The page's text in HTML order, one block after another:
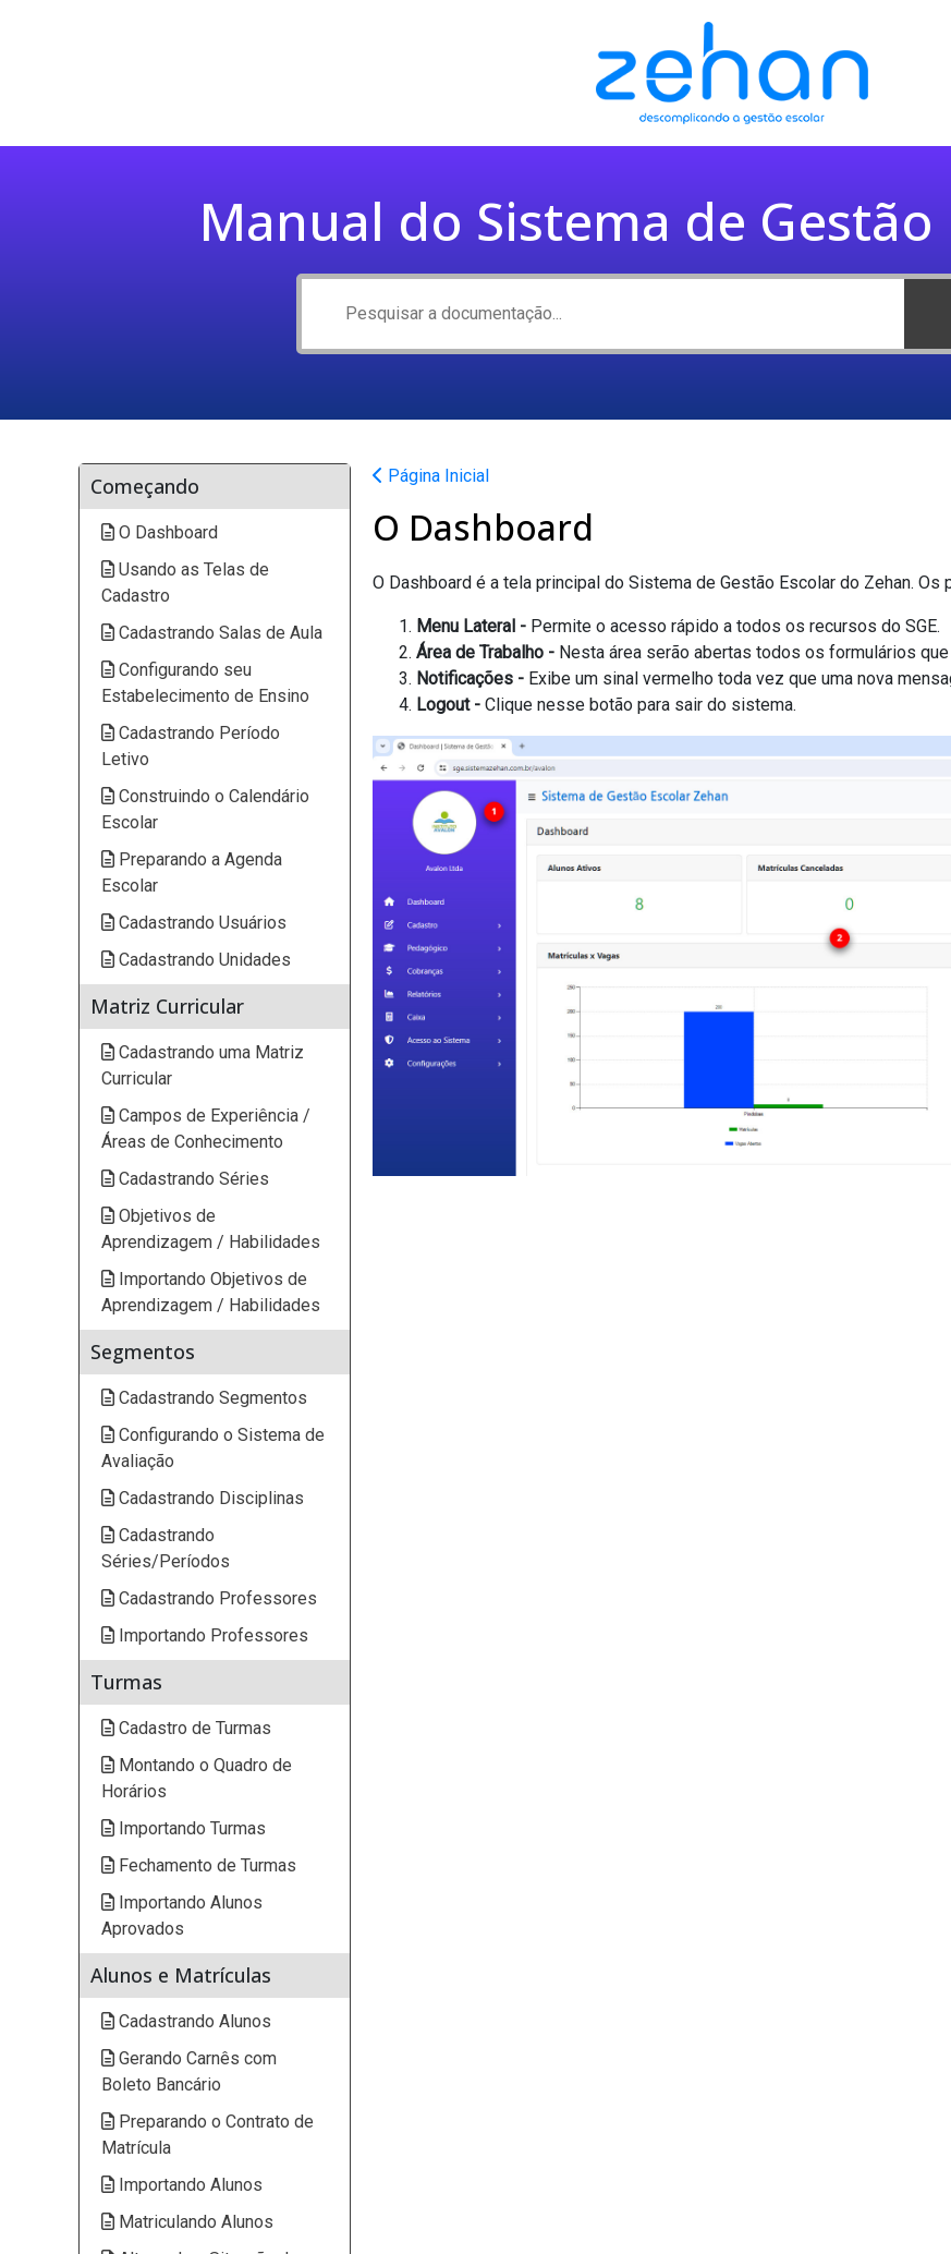
Manual do Sistema de Gestão
Começando
O Dashboard
Usando as Telas de
Cadastro
Cadastrando Salas de Aula
Configurando seu
Estabelecimento de Ensino
Cadastrando Período
Letivo
Construindo o Calendário
Escolar
Preparando a Agenda
Escolar
Cadastrando Usuários
Cadastrando Unidades
Matriz Curricular
Cadastrando uma Matriz
Curricular
Campos de Experiência /
Áreas de Conhecimento
Cadastrando Séries
Objetivos de
Aprendizagem / Habilidades
Importando Objetivos de
Aprendizagem / Habilidades
Segmentos
Cadastrando Segmentos
Configurando o Sistema de
Avaliação
Cadastrando Disciplinas
Cadastrando
Séries/Períodos
Cadastrando Professores
Importando Professores
Turmas
Cadastro de Turmas
Montando o Quadro de
Horários
Importando Turmas
Fechamento de Turmas
Importando Alunos
Aprovados
Alunos e Matrículas
Cadastrando Alunos
Gerando Carnês com
Boleto Bancário
Preparando o Contrato de
Matrícula
Importando Alunos
Matriculando Alunos
Página Inicial
O Dashboard
O Dashboard é a tela principal do Sistema de Gestão Escolar do Zehan.
Menu Lateral - Permite o acesso rápido a todos os recursos do SGE.
Área de Trabalho - Nesta área serão abertas todos os formulários
Notificações - Exibe um sinal vermelho toda vez que uma nova
Logout - Clique nesse botão para sair do sistema.